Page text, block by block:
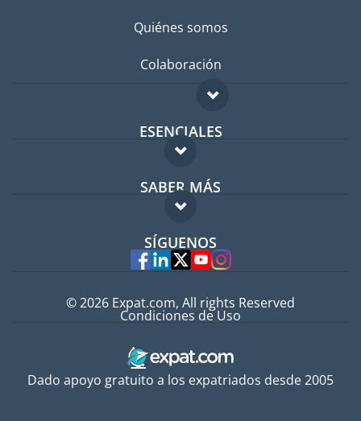
Quiénes somos
Colaboración
ESENCIALES
Foro para expatriados
Guía para expatriados
Trabajos en el extranjero
SABER MÁS
FAQ
Expertos
SÍGUENOS
Dado apoyo gratuito a los expatriados desde 2005
© 2026 Expat.com, All rights Reserved
Condiciones de Uso